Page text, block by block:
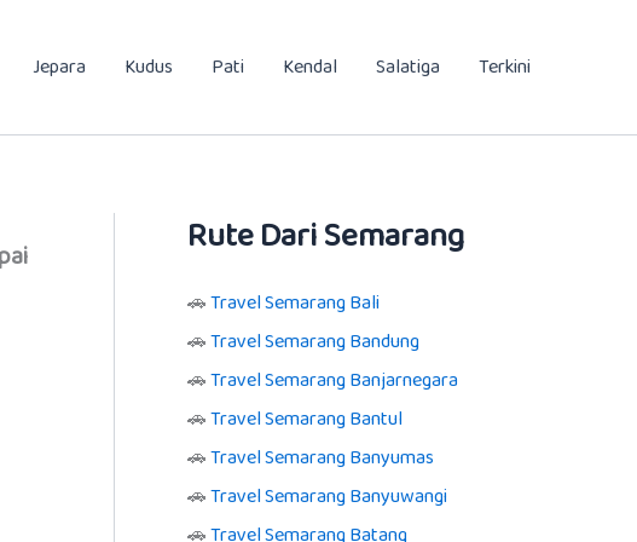
Jepara Kudus Pati Kendal Salatiga Terkini
Rute Dari Semarang
🚗Travel Semarang Bali
🚗Travel Semarang Bandung
🚗Travel Semarang Banjarnegara
🚗Travel Semarang Bantul
🚗Travel Semarang Banyumas
🚗Travel Semarang Banyuwangi
🚗Travel Semarang Batang